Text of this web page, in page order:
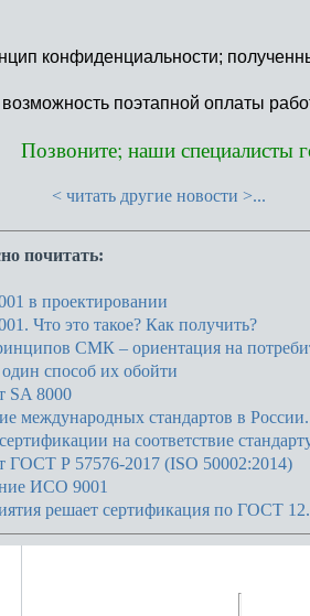
конфиденциальности;
поэтапной оплаты
Позвоните; наши специалисты
< читать другие новости >...
почитать:
в проектировании
Что это такое? Как получить?
СМК – ориентация на
способ их обойти
SA 8000
международных стандартов в
на соответствие
ГОСТ Р 57576-2017 (ISO 50002:2014)
ИСО 9001
решает сертификация по ГОСТ